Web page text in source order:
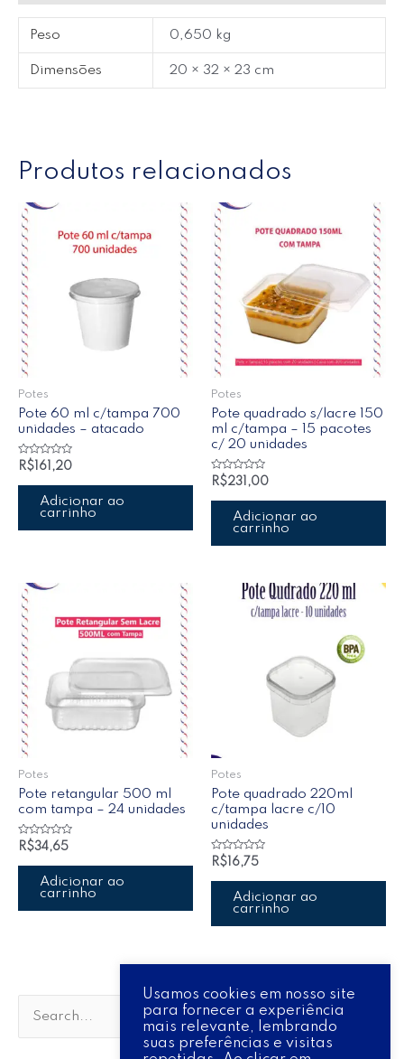
Peso 0,650 kg
Dimensões 20 × 32 × 23 cm
Produtos relacionados
Potes
Pote 60 ml c/tampa 700
unidades – atacado
Avaliação
de
R$ 161,20
Adicionar ao
carrinho
Potes
Pote quadrado s/lacre 150
ml c/tampa – 15 pacotes
c/ 20 unidades
Avaliação
de
R$231,00
Adicionar ao
carrinho
Potes
Pote retangular 500 ml
com tampa – 24 unidades
Avaliação
de
R$34,65
Adicionar ao
carrinho
Potes
Pote quadrado 220ml
c/tampa lacre c/10
unidades
Avaliação
de
R$ 16,75
Adicionar ao
carrinho
Usamos cookies em nosso site
para fornecer a experiência
mais relevante, lembrando
suas preferências e visitas